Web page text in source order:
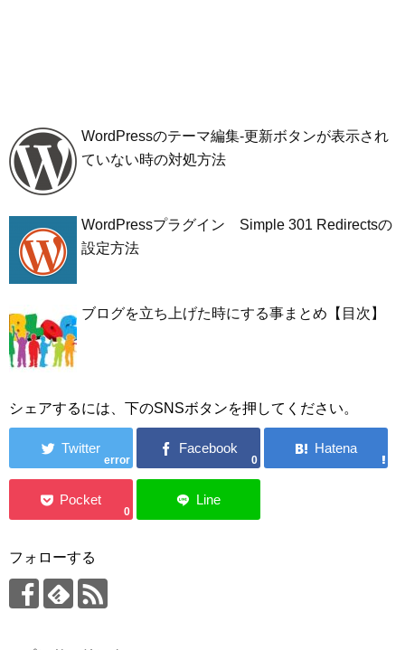
WordPressのテーマ編集-更新ボタンが表示され
ていない時の対処方法
WordPressプラグイン Simple 301 Redirectsの
設定方法
ブログを立ち上げた時にする事まとめ【目次】
シェアするには、下のSNSボタンを押してください。
error 0
0
フォローする